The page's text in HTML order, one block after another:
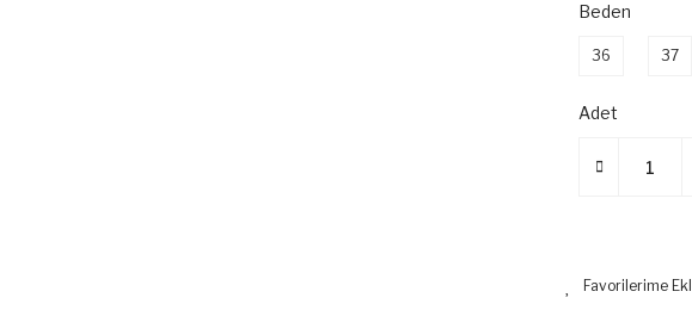
Beden
36 37
Adet